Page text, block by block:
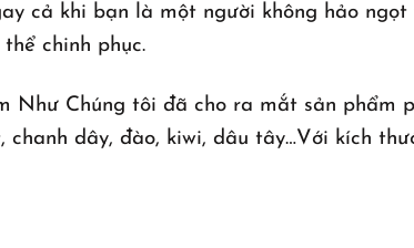
cả khi bạn là một người không hảo
chinh phục.
Như Chúng tôi đã cho ra mắt sản phẩm
chanh dây, đào, kiwi, dâu tây…Với kích